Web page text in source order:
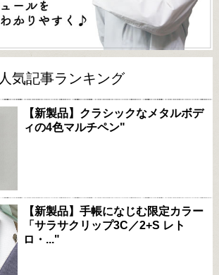
人気記事ランキング
【新製品】クラシックなメタルボデ
ィの4色マルチペン"
【新製品】手帳になじむ限定カラー
「サラサクリップ3C／2+S レト
ロ・..."